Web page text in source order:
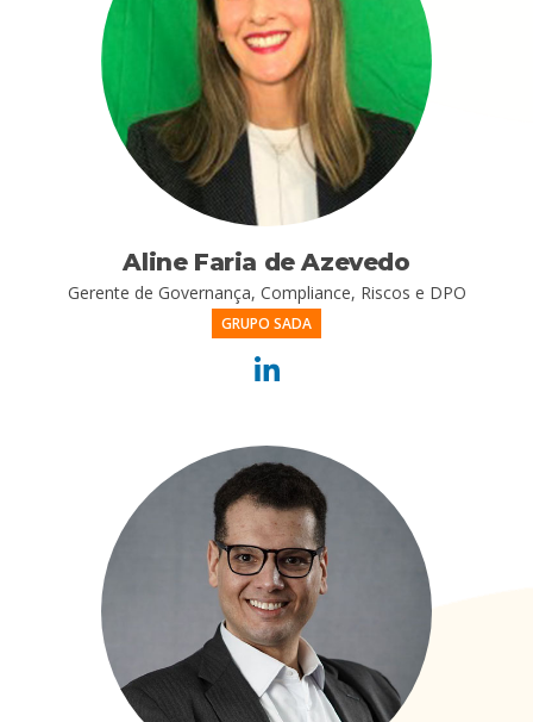
Aline Faria de Azevedo
Gerente de Governança, Compliance, Riscos e DPO
GRUPO SADA